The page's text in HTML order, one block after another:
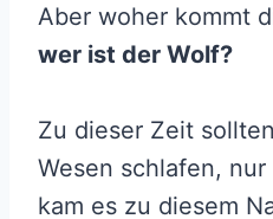
Aber woher kommt
wer ist der Wolf?
Zu dieser Zeit
Wesen schlafen,
kam es zu diesem